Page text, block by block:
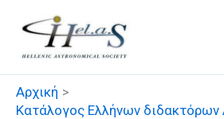
στο
περιεχόμενο
Αρχική
Κατάλογος Ελλήνων διδακτόρων